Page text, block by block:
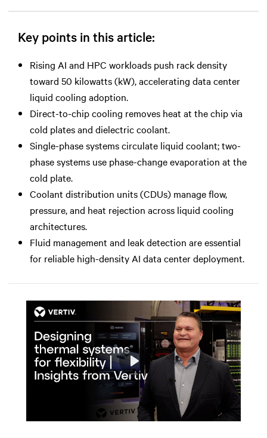
Key points in this article:
Rising AI and HPC workloads push rack density
toward 50 kilowatts (kW), accelerating data center
liquid cooling adoption.
Direct-to-chip cooling removes heat at the chip via
cold plates and dielectric coolant.
Single-phase systems circulate liquid coolant; two-
phase systems use phase-change evaporation at the
cold plate.
Coolant distribution units (CDUs) manage flow,
pressure, and heat rejection across liquid cooling
architectures.
Fluid management and leak detection are essential
for reliable high-density AI data center deployment.
Mute Settings
Play